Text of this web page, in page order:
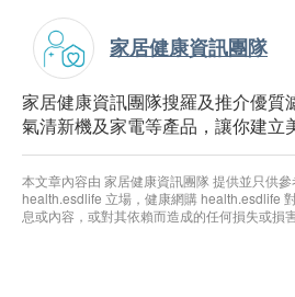
家居健康資訊團隊
家居健康資訊團隊搜羅及推介優質
氣清新機及家電等產品，讓你建立
本文章內容由 家居健康資訊團隊 提供並只供
health.esdlife 立場，健康網購 health.esdlife
息或內容，或對其依賴而造成的任何損失或損